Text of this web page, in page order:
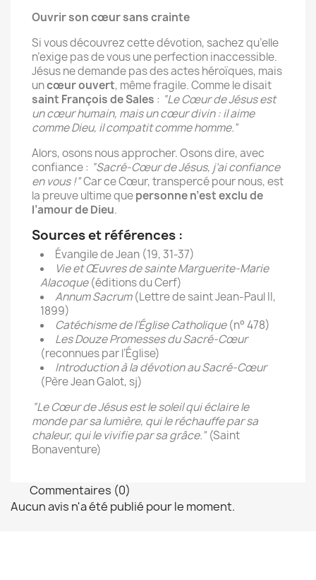
Ouvrir son cœur sans crainte
Si vous découvrez cette dévotion, sachez qu’elle
n’exige pas de vous une perfection inaccessible.
Jésus ne demande pas des actes héroïques, mais
uncœur ouvert, même fragile. Comme le disait
saint François de Sales : “Le Cœur de Jésus est
un cœur humain, mais un cœur divin : il aime
comme Dieu, il compatit comme homme.”
Alors, osons nous approcher. Osons dire, avec
confiance : “Sacré-Cœur de Jésus, j’ai confiance
en vous !”Car ce Cœur, transpercé pour nous, est
la preuve ultime quepersonne n’est exclu de
l’amour de Dieu.
Sources et références :
Évangile de Jean (19, 31-37)
Vie et Œuvres de sainte Marguerite-Marie
Alacoque(éditions du Cerf)
Annum Sacrum(Lettre de saint Jean-Paul II,
1899)
Catéchisme de l’Église Catholique(n° 478)
Les Douze Promesses du Sacré-Cœur
(reconnues par l’Église)
Introduction à la dévotion au Sacré-Cœur
(Père Jean Galot, sj)
“Le Cœur de Jésus est le soleil qui éclaire le
monde par sa lumière, qui le réchauffe par sa
chaleur, qui le vivifie par sa grâce.”(Saint
Bonaventure)
Commentaires (0)
Aucun avis n'a été publié pour le moment.